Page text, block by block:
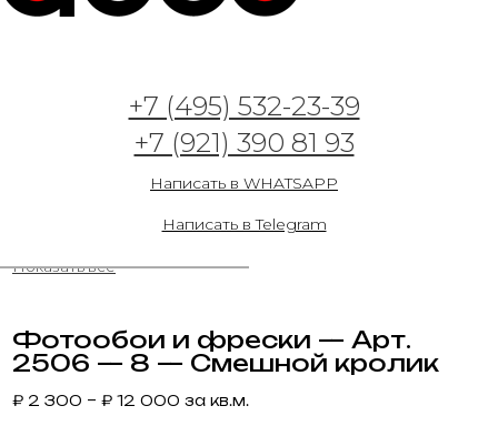
+7 (495) 532-23-39
+7 (921) 390 81 93
Написать в WHATSAPP
Написать в Telegram
Фотообои и фрески — Арт. 2506 — 7 —
Смешной кролик
Показать все
Фотообои и фрески — Арт.
2506 — 8 — Смешной кролик
₽ 2 300 – ₽ 12 000 за кв.м.